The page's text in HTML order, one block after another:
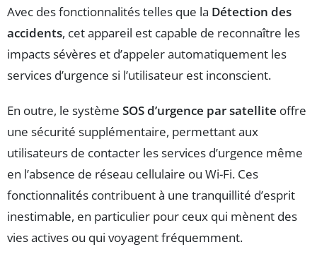
Avec des fonctionnalités telles que la Détection des
accidents, cet appareil est capable de reconnaître les
impacts sévères et d’appeler automatiquement les
services d’urgence si l’utilisateur est inconscient.
En outre, le système SOS d’urgence par satellite offre
une sécurité supplémentaire, permettant aux
utilisateurs de contacter les services d’urgence même
en l’absence de réseau cellulaire ou Wi-Fi. Ces
fonctionnalités contribuent à une tranquillité d’esprit
inestimable, en particulier pour ceux qui mènent des
vies actives ou qui voyagent fréquemment.